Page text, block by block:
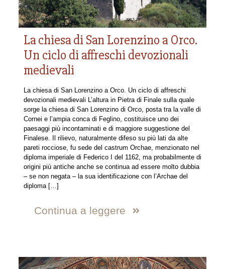
La chiesa di San Lorenzino a Orco.
Un ciclo di affreschi devozionali
medievali
La chiesa di San Lorenzino a Orco. Un ciclo di affreschi
devozionali medievali L’altura in Pietra di Finale sulla quale
sorge la chiesa di San Lorenzino di Orco, posta tra la valle di
Cornei e l’ampia conca di Feglino, costituisce uno dei
paesaggi più incontaminati e di maggiore suggestione del
Finalese. Il rilievo, naturalmente difeso su più lati da alte
pareti rocciose, fu sede del castrum Orchae, menzionato nel
diploma imperiale di Federico I del 1162, ma probabilmente di
origini più antiche anche se continua ad essere molto dubbia
– se non negata – la sua identificazione con l’Archae del
diploma[…]
Continua a leggere